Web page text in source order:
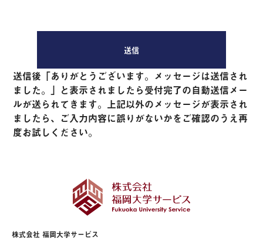
送信後「ありがとうございます。メッセージは送信され
ました。」と表示されましたら受付完了の自動送信メー
ルが送られてきます。上記以外のメッセージが表示され
ましたら、ご入力内容に誤りがないかをご確認のうえ再
度お試しください。
株式会社 福岡大学サービス